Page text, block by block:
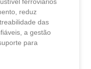
ferroviários
reduz
das
a gestão
para